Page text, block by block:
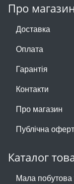
Про магазин
Доставка
Оплата
Гарантія
Контакти
Про магазин
Публічна
Каталог
Мала побутова